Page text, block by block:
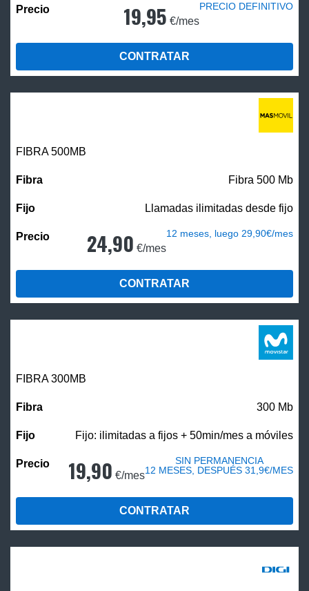
19,95 €/mes
PRECIO DEFINITIVO
CONTRATAR
FIBRA500MB
Fibra 500 Mb
Llamadas ilimitadas desde fijo
24,90 €/mes
12 meses, luego 29,90€/mes
CONTRATAR
FIBRA 300MB
300 Mb
Fijo: ilimitadas a fijos + 50min/mes a móviles
19,90 €/mes
SIN PERMANENCIA
12 MESES, DESPUÉS 31,9€/MES
CONTRATAR